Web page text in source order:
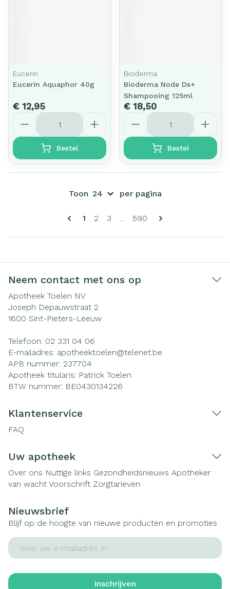
Eucerin
Eucerin Aquaphor 40g
€ 12,95
Aantal
Bestel
Bioderma
Bioderma Node Ds+
Shampooing 125ml
€ 18,50
Aantal
Bestel
Pagina's
U lees momenteel pagina
1 Pagina
2 Pagina
3 ... Pagina
590
Toon per pagina
Neem contact met ons op
Apotheek Toelen NV
Joseph Depauwstraat 2
1600 Sint-Pieters-Leeuw
Telefoon: 02 331 04 06
E-mailadres: apotheektoelen@telenet.be
APB nummer: 237704
Apotheek titularis: Patrick Toelen
BTW nummer: BE0430134226
Klantenservice
FAQ
Uw apotheek
Over ons Nuttige links Gezondheidsnieuws Apotheker
van wacht Voorschrift Zorgtarieven
Nieuwsbrief
Blijf op de hoogte van nieuwe producten en promoties
E-mail adres
Inschrijven